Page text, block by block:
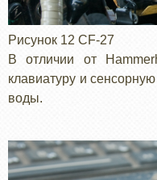
Рисунок 12 CF-27
В отличии от
клавиатуру и
воды.